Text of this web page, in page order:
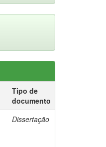
Tipo de
documento
Dissertação